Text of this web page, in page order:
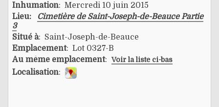
Inhumation: Mercredi 10 juin 2015
Lieu:
Cimetière de Saint-Joseph-de-Beauce Partie
3
Situé à: Saint-Joseph-de-Beauce
Emplacement: Lot 0327-B
Au même emplacement: Voir la liste ci-bas
Localisation: